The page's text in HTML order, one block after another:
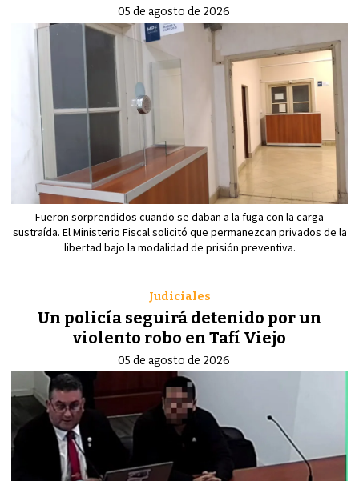
05 de agosto de 2026
Fueron sorprendidos cuando se daban a la fuga con la carga
sustraída. El Ministerio Fiscal solicitó que permanezcan privados de la
libertad bajo la modalidad de prisión preventiva.
Un policía seguirá detenido por un
violento robo en Tafí Viejo
Judiciales
05 de agosto de 2026